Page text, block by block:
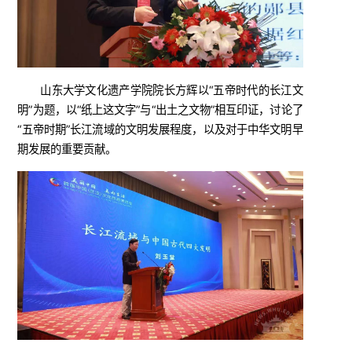
山东大学文化遗产学院院长方辉以“五帝时代的长江文
明”为题，以“纸上这文字”与“出土之文物”相互印证，讨论了
“五帝时期”长江流域的文明发展程度，以及对于中华文明早
期发展的重要贡献。